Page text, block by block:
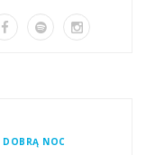
DOBRĄ NOC